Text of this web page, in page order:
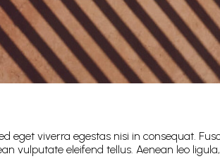
eget viverra egestas nisi in consequat.
vulputate eleifend tellus. Aenean leo